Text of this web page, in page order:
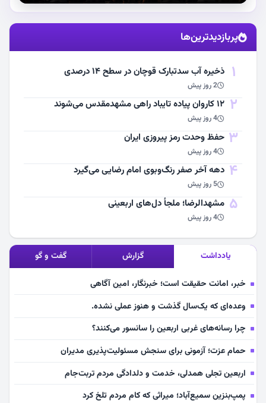
استقبال از آقای شهید ایران
مشاهده اخبار
پربازدیدترین‌ها
1 ذخیره آب سدتبارک قوچان در سطح ۱۴ درصدی
2 روز پیش
2 ۱۲ کاروان پیاده تایباد راهی مشهدمقدس می‌شوند
4 روز پیش
3 حفظ وحدت رمز پیروزی ایران
4 روز پیش
4 دهه آخر صفر رنگ‌وبوی امام رضایی می‌گیرد
5 روز پیش
5 مشهد‌الرضا؛ ملجأ دل‌های اربعینی
4 روز پیش
یادداشت گزارش گفت و گو
خبر، امانت حقیقت است؛ خبرنگار، امین آگاهی
وعده‌ای که یک‌سال گذشت و هنوز عملی نشده.
چرا رسانه‌های غربی اربعین را سانسور می‌کنند؟
حمام عزت؛ آزمونی برای سنجش مسئولیت‌پذیری مدیران
اربعین تجلی همدلی، خدمت و دلدادگی مردم تربت‌جام
پمپ‌بنزین سمیع‌آباد؛ میراثی که کام مردم تلخ کرد